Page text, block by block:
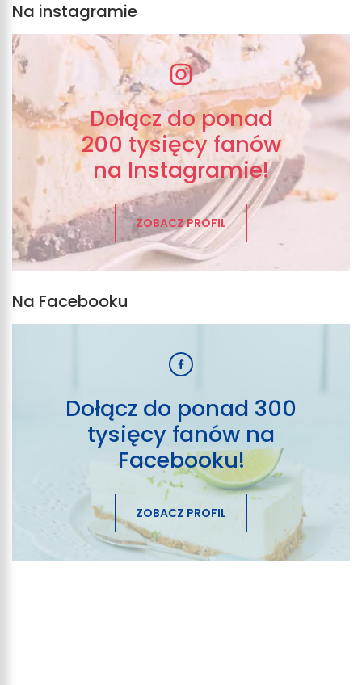
Na instagramie
Dołącz do ponad
200 tysięcy fanów
na Instagramie!
ZOBACZ PROFIL
Na Facebooku
Dołącz do ponad 300
tysięcy fanów na
Facebooku!
ZOBACZ PROFIL